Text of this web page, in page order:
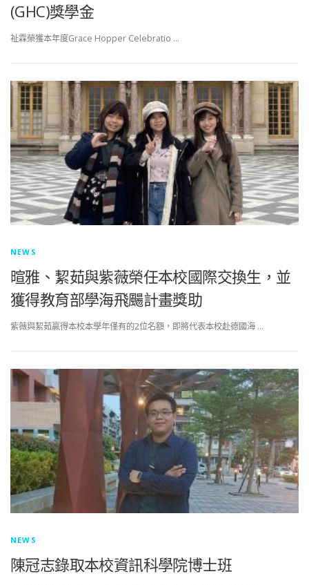
(GHC)獎學金
祉霖榮獲本年度Grace Hopper Celebratio …
NEWS
暄雅、絜茹與紫薇榮任本校國際交換生，並
獲得教育部學海飛颺計畫獎助
紫薇與絜茹贏得本校本學年僅有的2位名額，即將代表本校赴德國海 …
NEWS
陳冠志錄取本校資訊科學院博士班